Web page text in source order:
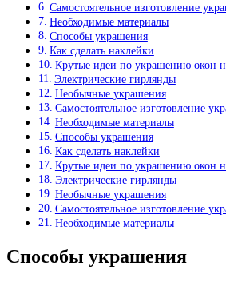
Самостоятельное изготовление
Необходимые материалы
Способы украшения
Как сделать наклейки
Крутые идеи по украшению окон
Электрические гирлянды
Необычные украшения
Самостоятельное изготовление
Необходимые материалы
Способы украшения
Как сделать наклейки
Крутые идеи по украшению окон
Электрические гирлянды
Необычные украшения
Самостоятельное изготовление
Необходимые материалы
Способы украшения